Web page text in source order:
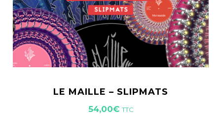
LE MAILLE – SLIPMATS
54,00€ TTC